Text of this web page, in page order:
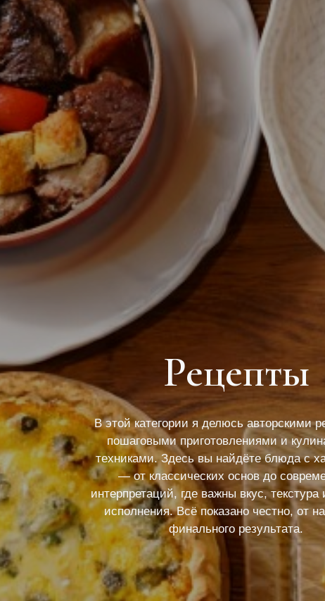
Рецепты
В этой категории я делюсь авторскими
пошаговыми приготовлениями и
техниками. Здесь вы найдёте блюда с
— от классических основ до
интерпретаций, где важны вкус, текстура
исполнения. Всё показано честно, от
финального результата.